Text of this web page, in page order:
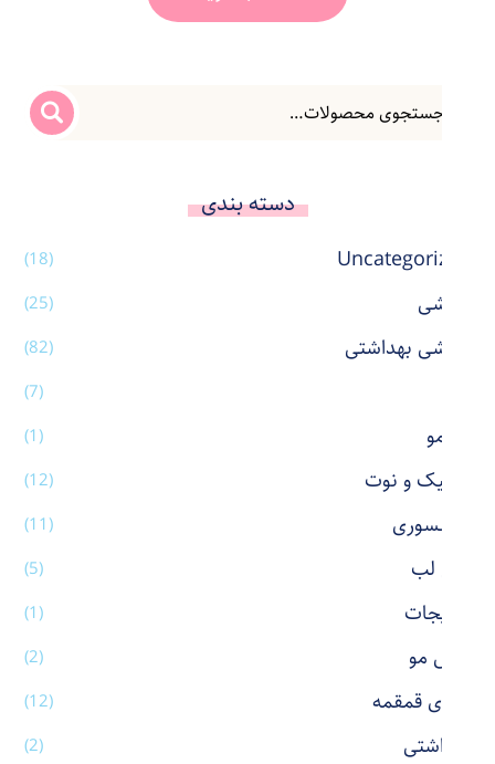
دسته بندی
Uncategorized
(18)
آرایشی (25)
آرایشی بهداشتی (82)
(7)
اتو مو (1)
استیک و نوت (12)
اکسسوری (11)
بالم لب (5)
بدلیجات (1)
برس مو (2)
بطری قمقمه (12)
بهداشتی (2)